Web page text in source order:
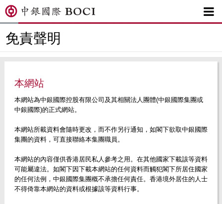

免責聲明
本網站
本網站為中銀國際控股有限公司及其相關法人團體(中銀國際集團或
中銀國際)的正式網站。
本網站所載資料會隨時更改，而不作另行通知，如閣下欲取中銀國際
集團的資料，可直接聯絡本集團職員。
本網站的內容僅供香港居民私人參考之用。在其他國家下載該等資料
可能屬違法。如閣下因下載本網站的任何資料而觸犯閣下所居住國家
的任何法例，中銀國際集團概不承擔任何責任。香港境外居住的人士
不得倚靠本網站的資料或根據該等資料行事。